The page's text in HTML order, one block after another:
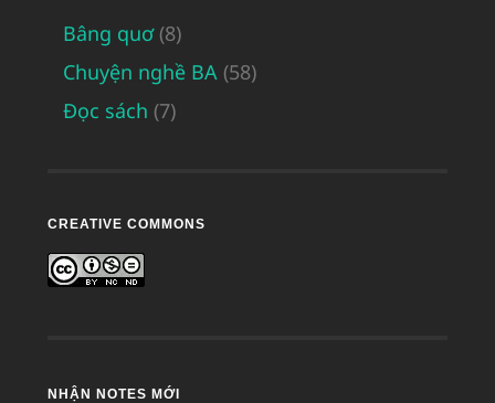
Bâng quơ(8)
Chuyện nghề BA(58)
Đọc sách (7)
CREATIVE COMMONS
NHẬN NOTES MỚI